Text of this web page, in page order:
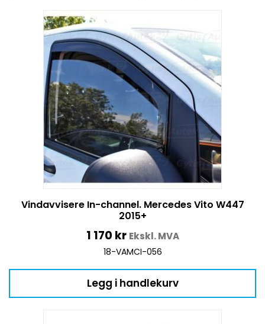
Vindavvisere In-channel. Mercedes Vito W447
2015+
1 170 kr Ekskl. MVA
18-VAMCI-056
Legg i handlekurv